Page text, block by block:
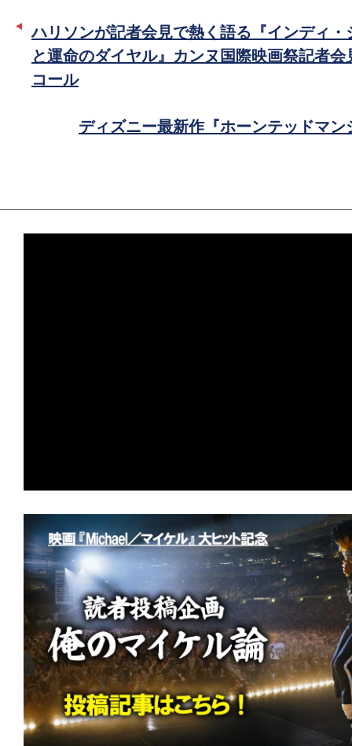
ー
で
ハリソンが記者会見で熱く語る『インディ・
と運命のダイヤル』カンヌ国際映画祭記者会
コール
ディズニー最新作『ホーンテッドマ